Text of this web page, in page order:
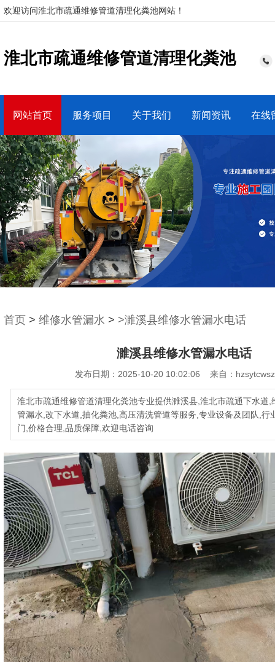
欢迎访问淮北市疏通维修管道清理化粪池网站！
淮北市疏通维修管道清理化粪池
网站首页 服务项目 关于我们 新闻资讯 在线
首页 > 维修水管漏水 > >濉溪县维修水管漏水电话
濉溪县维修水管漏水电话
发布日期：2025-10-20 10:02:06 来自：
淮北市疏通维修管道清理化粪池专业提供濉溪县,淮北市疏通下水道,
管漏水,改下水道,抽化粪池,高压清洗管道等服务,专业设备及团队,行
门,价格合理,品质保障,欢迎电话咨询